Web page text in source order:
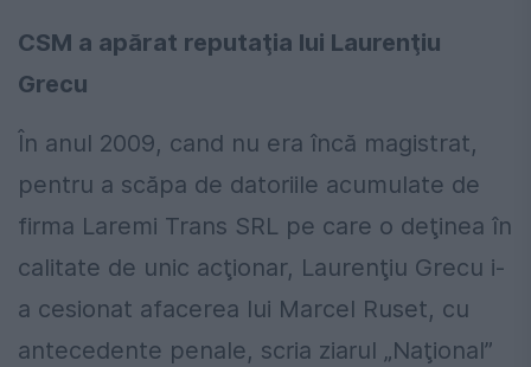
CSM a apărat reputaţia lui Laurenţiu
Grecu
În anul 2009, cand nu era încă magistrat,
pentru a scăpa de datoriile acumulate de
firma Laremi Trans SRL pe care o deţinea în
calitate de unic acţionar, Laurenţiu Grecu i-
a cesionat afacerea lui Marcel Ruset, cu
antecedente penale, scria ziarul „Naţional”